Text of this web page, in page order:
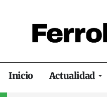
Inicio Actualidad